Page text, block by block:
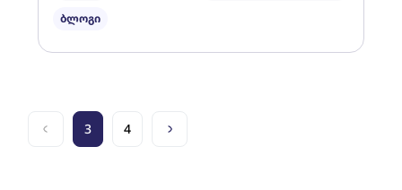
შევიმუშავეთ, რომელიც მაქსიმალურად […]
ბლოგი
3 4